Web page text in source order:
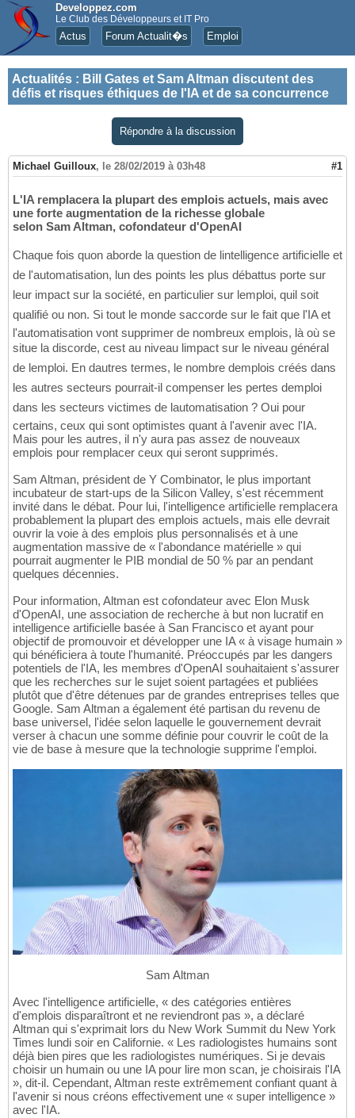
Developpez.com
Le Club des Développeurs et IT Pro
Actus Forum Actualit�s Emploi
Actualités : Bill Gates et Sam Altman discutent des
défis et risques éthiques de l'IA et de sa concurrence
Répondre à la discussion
Michael Guilloux, le 28/02/2019 à 03h48 #1
L'IA remplacera la plupart des emplois actuels, mais avec
une forte augmentation de la richesse globale
selon Sam Altman, cofondateur d'OpenAI
Chaque fois quon aborde la question de lintelligence artificielle et
de l'automatisation, lun des points les plus débattus porte sur
leur impact sur la société, en particulier sur lemploi, quil soit
qualifié ou non. Si tout le monde saccorde sur le fait que l'IA et
l'automatisation vont supprimer de nombreux emplois, là où se
situe la discorde, cest au niveau limpact sur le niveau général
de lemploi. En dautres termes, le nombre demplois créés dans
les autres secteurs pourrait-il compenser les pertes demploi
dans les secteurs victimes de lautomatisation ? Oui pour
certains, ceux qui sont optimistes quant à l'avenir avec l'IA.
Mais pour les autres, il n'y aura pas assez de nouveaux
emplois pour remplacer ceux qui seront supprimés.
Sam Altman, président de Y Combinator, le plus important
incubateur de start-ups de la Silicon Valley, s'est récemment
invité dans le débat. Pour lui, l'intelligence artificielle remplacera
probablement la plupart des emplois actuels, mais elle devrait
ouvrir la voie à des emplois plus personnalisés et à une
augmentation massive de « l'abondance matérielle » qui
pourrait augmenter le PIB mondial de 50 % par an pendant
quelques décennies.
Pour information, Altman est cofondateur avec Elon Musk
d'OpenAI, une association de recherche à but non lucratif en
intelligence artificielle basée à San Francisco et ayant pour
objectif de promouvoir et développer une IA « à visage humain »
qui bénéficiera à toute l'humanité. Préoccupés par les dangers
potentiels de l'IA, les membres d'OpenAI souhaitaient s'assurer
que les recherches sur le sujet soient partagées et publiées
plutôt que d'être détenues par de grandes entreprises telles que
Google. Sam Altman a également été partisan du revenu de
base universel, l'idée selon laquelle le gouvernement devrait
verser à chacun une somme définie pour couvrir le coût de la
vie de base à mesure que la technologie supprime l'emploi.
Sam Altman
Avec l'intelligence artificielle, « des catégories entières
d'emplois disparaîtront et ne reviendront pas », a déclaré
Altman qui s'exprimait lors du New Work Summit du New York
Times lundi soir en Californie. « Les radiologistes humains sont
déjà bien pires que les radiologistes numériques. Si je devais
choisir un humain ou une IA pour lire mon scan, je choisirais l'IA
», dit-il. Cependant, Altman reste extrêmement confiant quant à
l'avenir si nous créons effectivement une « super intelligence »
avec l'IA.